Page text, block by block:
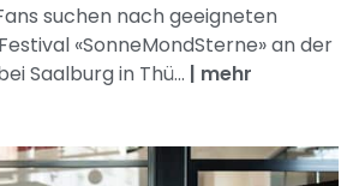
suchen nach geeigneten
«SonneMondSterne» an der
Saalburg in Thü... | mehr